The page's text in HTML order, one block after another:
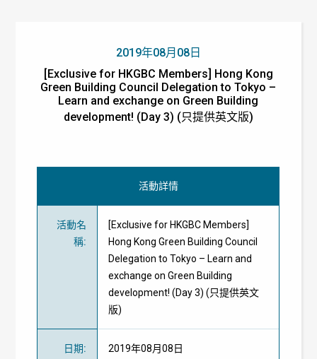
2019年08月08日
[Exclusive for HKGBC Members] Hong Kong
Green Building Council Delegation to Tokyo –
Learn and exchange on Green Building
development! (Day 3) (只提供英文版)
活動詳情
活動名
稱:
[Exclusive for HKGBC Members]
Hong Kong Green Building Council
Delegation to Tokyo – Learn and
exchange on Green Building
development! (Day 3) (只提供英文
版)
日期: 2019年08月08日